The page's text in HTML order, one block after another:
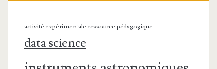
activité expérimentale ressource pédagogique
data science